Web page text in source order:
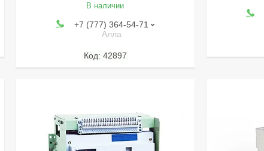
В наличии
+7 (777) 364-54-71
Алла
42897